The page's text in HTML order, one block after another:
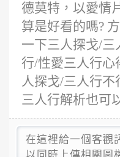
德莫特，以愛情
算是好看的嗎?
一下三人探戈/三
行/性愛三人行心
人探戈/三人行不
三人行解析也可